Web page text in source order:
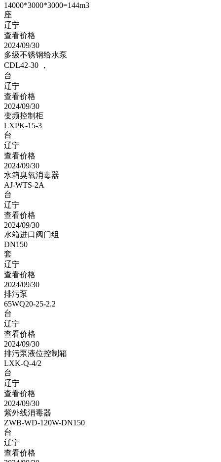
14000*3000*3000=144m3
座
辽宁
查看价格
2024/09/30
多级不锈钢给水泵
CDL42-30 ，
台
辽宁
查看价格
2024/09/30
变频控制柜
LXPK-15-3
台
辽宁
查看价格
2024/09/30
水箱臭氧消毒器
AJ-WTS-2A
台
辽宁
查看价格
2024/09/30
水箱进口阀门组
DN150
套
辽宁
查看价格
2024/09/30
排污泵
65WQ20-25-2.2
台
辽宁
查看价格
2024/09/30
排污泵液位控制箱
LXK-Q-4/2
台
辽宁
查看价格
2024/09/30
紫外线消毒器
ZWB-WD-120W-DN150
台
辽宁
查看价格